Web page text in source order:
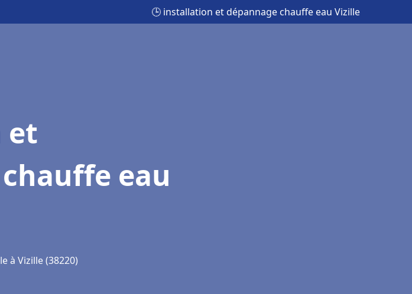
🕒 installation et dépannage chauffe eau Vizille
et
eau
à Vizille (38220)